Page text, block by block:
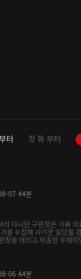
터 첫 화 부터
07 44분
러 다니던 구윈정은 가짜
를 수집해 사기꾼 일당을
정을 데리고 외출한 쑤웨이
06 44분